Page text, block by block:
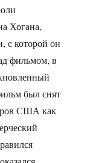
Хогана,
с которой он
фильмом, в
был снят
США как